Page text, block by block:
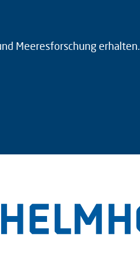
Meeresforschung erhalten.